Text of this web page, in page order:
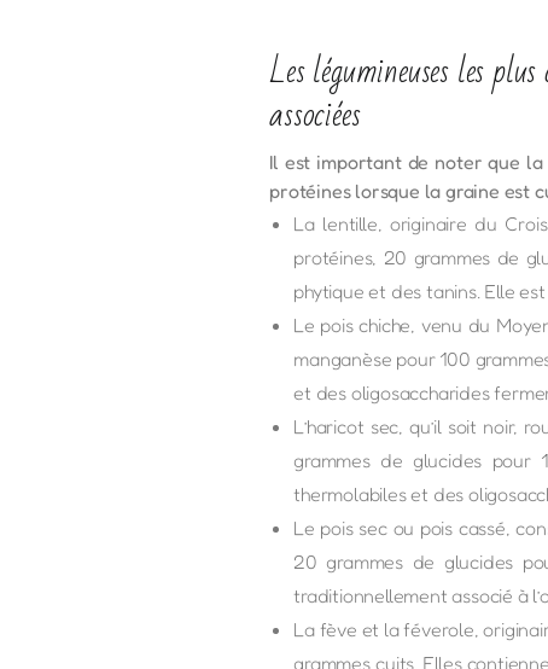
Les légumineuses les
associées
Il est important de noter que
protéines lorsque la graine est
La lentille, originaire du
protéines, 20 grammes de
phytique et des tanins. Elle
Le pois chiche, venu du
manganèse pour 100
et des oligosaccharides
L’haricot sec, qu’il soit noir,
grammes de glucides pour
thermolabiles et des
Le pois sec ou pois cassé,
20 grammes de glucides
traditionnellement associé à
La fève et la féverole,
grammes cuits. Elles